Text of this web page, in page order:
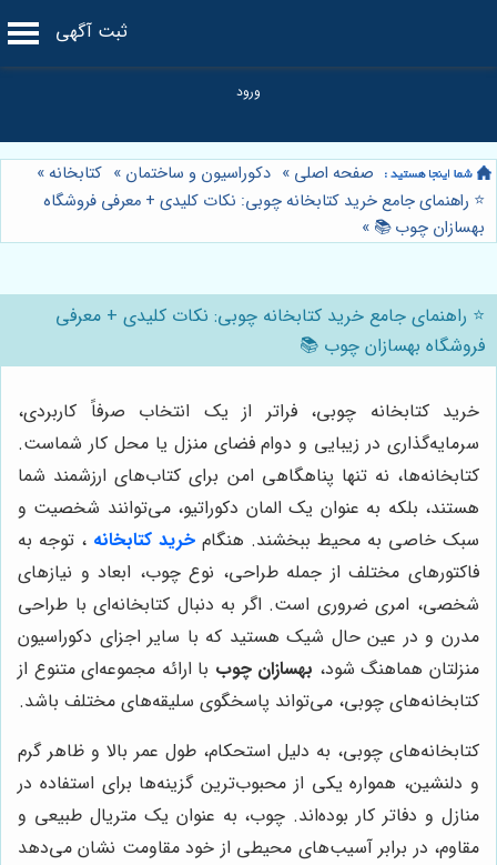
ثبت آگهی
صفحه اصلی » دکوراسیون و ساختمان » کتابخانه»
⭐️ راهنمای جامع خرید کتابخانه چوبی: نکات کلیدی + معرفی فروشگاه
بهسازان چوب 📚 »
⭐️ راهنمای جامع خرید کتابخانه چوبی: نکات کلیدی + معرفی
فروشگاه بهسازان چوب 📚
خرید کتابخانه چوبی، فراتر از یک انتخاب صرفاً کاربردی،
سرمایه‌گذاری در زیبایی و دوام فضای منزل یا محل کار شماست.
کتابخانه‌ها، نه تنها پناهگاهی امن برای کتاب‌های ارزشمند شما
هستند، بلکه به عنوان یک المان دکوراتیو، می‌توانند شخصیت و
سبک خاصی به محیط ببخشند. هنگام خرید کتابخانه ، توجه به
فاکتورهای مختلف از جمله طراحی، نوع چوب، ابعاد و نیازهای
شخصی، امری ضروری است. اگر به دنبال کتابخانه‌ای با طراحی
مدرن و در عین حال شیک هستید که با سایر اجزای دکوراسیون
منزلتان هماهنگ شود، بهسازان چوب با ارائه مجموعه‌ای متنوع از
کتابخانه‌های چوبی، می‌تواند پاسخگوی سلیقه‌های مختلف باشد.
کتابخانه‌های چوبی، به دلیل استحکام، طول عمر بالا و ظاهر گرم
و دلنشین، همواره یکی از محبوب‌ترین گزینه‌ها برای استفاده در
منازل و دفاتر کار بوده‌اند. چوب، به عنوان یک متریال طبیعی و
مقاوم، در برابر آسیب‌های محیطی از خود مقاومت نشان می‌دهد